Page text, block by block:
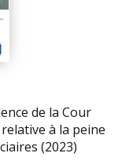
de la Cour
à la peine
(2023)